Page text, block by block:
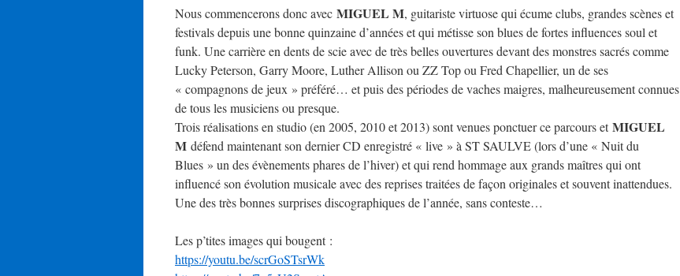
Nous commencerons donc avec MIGUEL M, guitariste virtuose qui écume clubs, grandes scènes et
festivals depuis une bonne quinzaine d’années et qui métisse son blues de fortes influences soul et
funk. Une carrière en dents de scie avec de très belles ouvertures devant des monstres sacrés comme
Lucky Peterson, Garry Moore, Luther Allison ou ZZ Top ou Fred Chapellier, un de ses
« compagnons de jeux » préféré… et puis des périodes de vaches maigres, malheureusement connues
de tous les musiciens ou presque.
Trois réalisations en studio (en 2005, 2010 et 2013) sont venues ponctuer ce parcours etMIGUEL
M défend maintenant son dernier CD enregistré « live » à ST SAULVE (lors d’une « Nuit du
Blues » un des évènements phares de l’hiver) et qui rend hommage aux grands maîtres qui ont
influencé son évolution musicale avec des reprises traitées de façon originales et souvent inattendues.
Une des très bonnes surprises discographiques de l’année, sans conteste…
Les p’tites images qui bougent :
https://youtu.be/scrGoSTsrWk